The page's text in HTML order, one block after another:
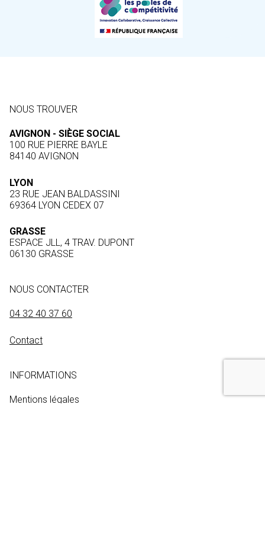
NOUS TROUVER
AVIGNON - SIÈGE SOCIAL
100 RUE PIERRE BAYLE
84140 AVIGNON
LYON
23 RUE JEAN BALDASSINI
69364 LYON CEDEX 07
GRASSE
ESPACE JLL, 4 TRAV. DUPONT
06130 GRASSE
NOUS CONTACTER
04 32 40 37 60
Contact
INFORMATIONS
Mentions légales